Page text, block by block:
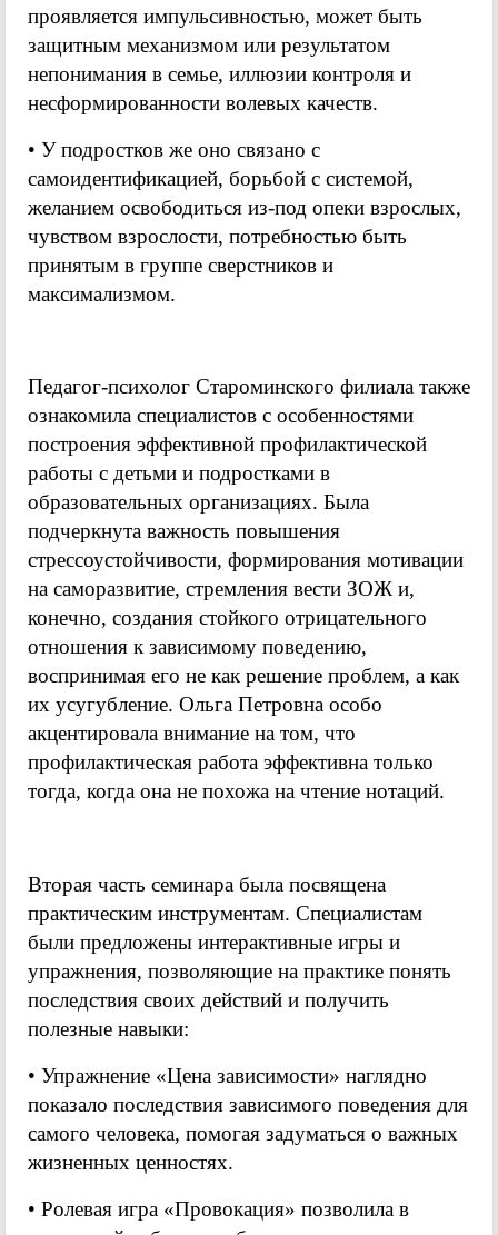
проявляется импульсивностью, может быть
защитным механизмом или результатом
непонимания в семье, иллюзии контроля и
несформированности волевых качеств.
• У подростков же оно связано с
самоидентификацией, борьбой с системой,
желанием освободиться из-под опеки взрослых,
чувством взрослости, потребностью быть
принятым в группе сверстников и
максимализмом.
Педагог-психолог Староминского филиала также
ознакомила специалистов с особенностями
построения эффективной профилактической
работы с детьми и подростками в
образовательных организациях. Была
подчеркнута важность повышения
стрессоустойчивости, формирования мотивации
на саморазвитие, стремления вести ЗОЖ и,
конечно, создания стойкого отрицательного
отношения к зависимому поведению,
воспринимая его не как решение проблем, а как
их усугубление. Ольга Петровна особо
акцентировала внимание на том, что
профилактическая работа эффективна только
тогда, когда она не похожа на чтение нотаций.
Вторая часть семинара была посвящена
практическим инструментам. Специалистам
были предложены интерактивные игры и
упражнения, позволяющие на практике понять
последствия своих действий и получить
полезные навыки:
• Упражнение «Цена зависимости» наглядно
показало последствия зависимого поведения для
самого человека, помогая задуматься о важных
жизненных ценностях.
• Ролевая игра «Провокация» позволила в